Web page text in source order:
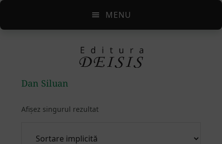
main
primary
footer
MENU
Dan Siluan
Afișez singurul rezultat